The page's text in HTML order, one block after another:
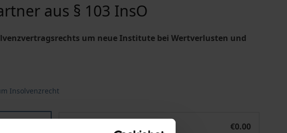
aus § 103 InsO
um neue Institute bei Wertverlusten und
Insolvenzrecht
Schutz der Vertragspartner aus § 103 InsO
€0.00